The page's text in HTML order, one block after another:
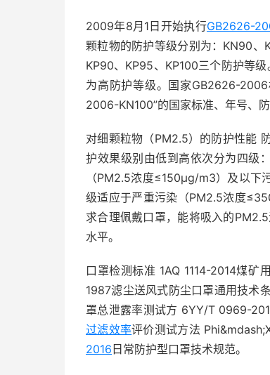
2009年8月1日开始执行GB2626-
颗粒物的防护等级分别为：KN90、
KP90、KP95、KP100三个防护等
为高防护等级。国家GB2626-
2006-KN100”的国家标准、年号、
对细颗粒物（PM2.5）的防护性能
护效果级别由低到高依次分为四级
（PM2.5浓度≤150μg/m3）及以
级适应于严重污染（PM2.5浓度
求合理佩戴口罩，能将吸入的
水平。
口罩检测标准 1AQ 1114-2014煤
1987滤尘送风式防尘口罩通用技术
罩总泄露率测试方 6YY/T 0969-
过滤效率评价测试方法
2016 日常防护型口罩技术规范。